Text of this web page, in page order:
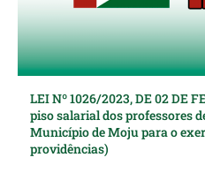
LEI Nº 1026/2023, DE 02 DE
piso salarial dos professores
Município de Moju para o
providências)